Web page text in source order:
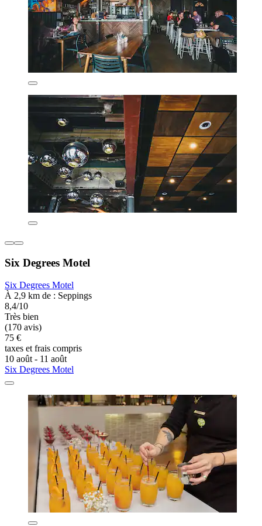
Six Degrees Motel
Six Degrees Motel
À 2,9 km de : Seppings
8,4/10
Très bien
(170 avis)
75 €
taxes et frais compris
10 août - 11 août
Six Degrees Motel